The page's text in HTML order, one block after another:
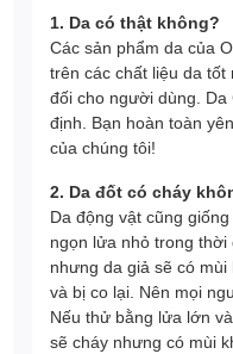
1. Da có thật không?
Các sản phẩm da của
trên các chất liệu da
đối cho người dùng.
định. Bạn hoàn toàn
của chúng tôi!
2. Da đốt có cháy
Da động vật cũng
ngọn lửa nhỏ trong thời
nhưng da giả sẽ có
và bị co lại. Nên mọi
Nếu thử bằng lửa lớn
sẽ cháy nhưng có mùi